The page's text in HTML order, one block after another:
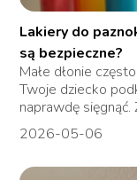
Lakiery do
są bezpieczne?
Małe dłonie
Twoje dziecko
naprawdę
2026-05-06